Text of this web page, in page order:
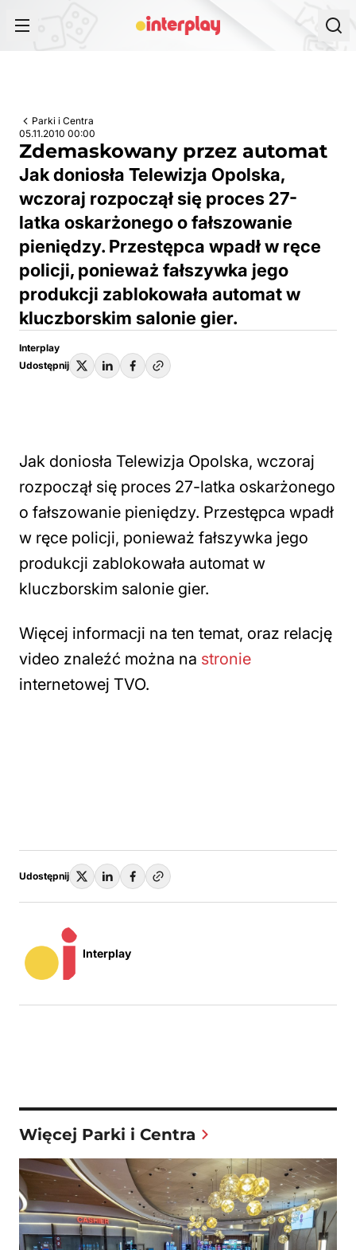
Parki i Centra
05.11.2010 00:00
Zdemaskowany przez automat
Jak doniosła Telewizja Opolska,
wczoraj rozpoczął się proces 27-
latka oskarżonego o fałszowanie
pieniędzy. Przestępca wpadł w ręce
policji, ponieważ fałszywka jego
produkcji zablokowała automat w
kluczborskim salonie gier.
Interplay
Udostępnij
Jak doniosła Telewizja Opolska, wczoraj
rozpoczął się proces 27-latka oskarżonego
o fałszowanie pieniędzy. Przestępca wpadł
w ręce policji, ponieważ fałszywka jego
produkcji zablokowała automat w
kluczborskim salonie gier.
Więcej informacji na ten temat, oraz relację
video znaleźć można na stronie
internetowej TVO.
Udostępnij
Interplay
Więcej Parki i Centra